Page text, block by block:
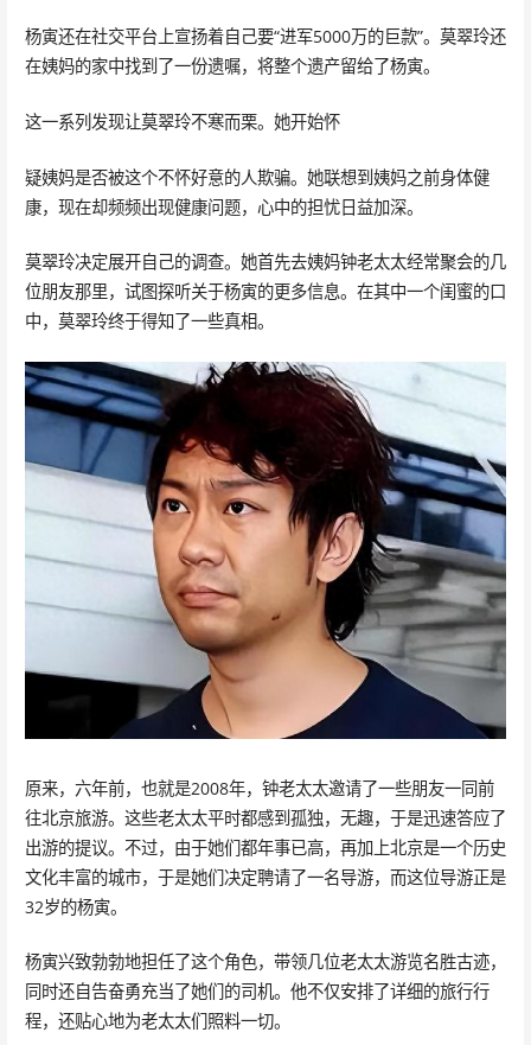
杨寅还在社交平台上宣扬着自己要“进军5000万的巨款”。莫翠玲还
在姨妈的家中找到了一份遗嘱，将整个遗产留给了杨寅。
这一系列发现让莫翠玲不寒而栗。她开始怀
疑姨妈是否被这个不怀好意的人欺骗。她联想到姨妈之前身体健
康，现在却频频出现健康问题，心中的担忧日益加深。
莫翠玲决定展开自己的调查。她首先去姨妈钟老太太经常聚会的几
位朋友那里，试图探听关于杨寅的更多信息。在其中一个闺蜜的口
中，莫翠玲终于得知了一些真相。
原来，六年前，也就是2008年，钟老太太邀请了一些朋友一同前
往北京旅游。这些老太太平时都感到孤独，无趣，于是迅速答应了
出游的提议。不过，由于她们都年事已高，再加上北京是一个历史
文化丰富的城市，于是她们决定聘请了一名导游，而这位导游正是
32岁的杨寅。
杨寅兴致勃勃地担任了这个角色，带领几位老太太游览名胜古迹，
同时还自告奋勇充当了她们的司机。他不仅安排了详细的旅行行
程，还贴心地为老太太们照料一切。